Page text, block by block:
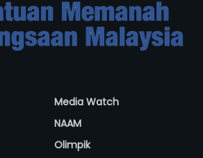
Media Watch
NAAM
Olimpik